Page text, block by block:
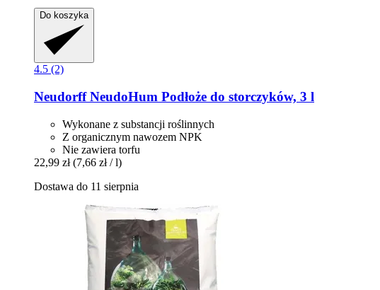
Do koszyka
4.5 (2)
NeudorffNeudoHum Podłoże do storczyków, 3 l
Wykonane z substancji roślinnych
Z organicznym nawozem NPK
Nie zawiera torfu
22,99 zł (7,66 zł / l)
Dostawa do 11 sierpnia